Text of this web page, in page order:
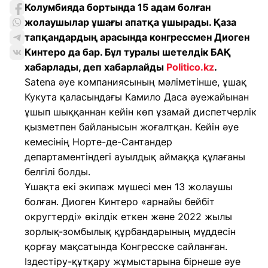
Колумбияда бортында 15 адам болған
жолаушылар ұшағы апатқа ұшырады. Қаза
тапқандардың арасында конгрессмен Диоген
Кинтеро да бар. Бұл туралы шетелдік БАҚ
хабарлады, деп хабарлайды Politico.kz.
Satena әуе компаниясының мәліметінше, ұшақ
Кукута қаласындағы Камило Даса әуежайынан
ұшып шыққаннан кейін көп ұзамай диспетчерлік
қызметпен байланысын жоғалтқан. Кейін әуе
кемесінің Норте-де-Сантандер
департаментіндегі ауылдық аймаққа құлағаны
белгілі болды.
Ұшақта екі экипаж мүшесі мен 13 жолаушы
болған. Диоген Кинтеро «арнайы бейбіт
округтерді» өкілдік еткен және 2022 жылы
зорлық-зомбылық құрбандарының мүддесін
қорғау мақсатында Конгресске сайланған.
Іздестіру-құтқару жұмыстарына бірнеше әуе